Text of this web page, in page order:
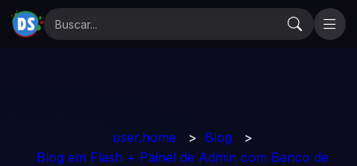
user.home > Blog
>
Blog em Flash + Painel de Admin com Banco de